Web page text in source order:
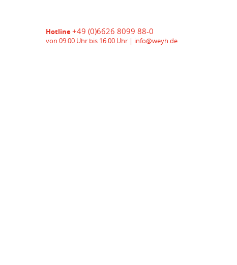
Hotline+49 (0)6626 8099 88-0
von 09.00 Uhr bis 16.00 Uhr | info@weyh.de